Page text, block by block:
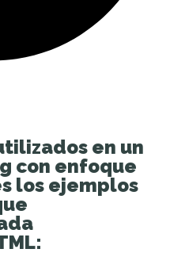
en un
con enfoque
los ejemplos